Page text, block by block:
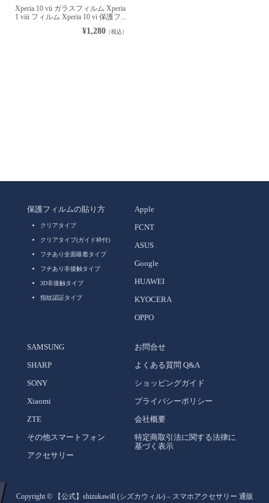
Xperia 10 vii ガラスフィルム Xperia
1 viii フィルム Xperia 10 vi 保護フ...
¥1,280（税込）
保護フィルムの貼り方
クリアタイプ
クリアタイプ(ガイド枠付)
フチあり全面吸着タイプ
フチあり非接触タイプ
3D非接触タイプ
指紋認証タイプ
Apple
FCNT
ASUS
Google
HUAWEI
KYOCERA
OPPO
SAMSUNG
SHARP
SONY
Xiaomi
ZTE
その他スマートフォン
アクセサリー
お問合せ
よくある質問 Q&A
ショッピングガイド
プライバシーポリシー
会社概要
特定商取引法に関する法律に
基づく表示
Copyright ©【公式】shizukawill (シズカウィル) – スマホアクセサリー 通販